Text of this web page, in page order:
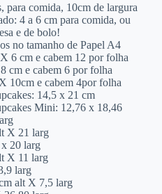
para comida, 10cm de largura
4 a 6 cm para comida, ou
e de bolo!
no tamanho de Papel A4
6 cm e cabem 12 por folha
cm e cabem 6 por folha
10cm e cabem 4por folha
14,5 x 21 cm
Mini: 12,76 x 18,46
X 21 larg
20 larg
X 11 larg
larg
alt X 7,5 larg